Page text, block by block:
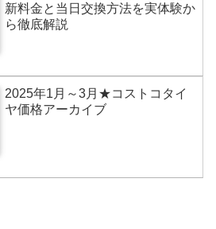
新料金と当日交換方法を実体験か
ら徹底解説
2025年1月～3月★コストコタイ
ヤ価格アーカイブ